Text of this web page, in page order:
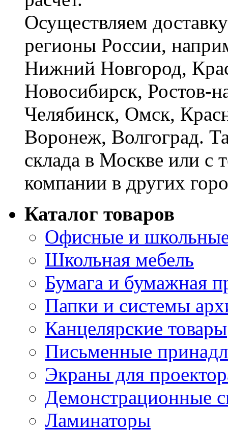
Осуществляем
регионы России,
Нижний Новгород,
Новосибирск, Ростов-
Челябинск, Омск,
Воронеж, Волгоград.
склада в Москве или с
компании в других
Каталог товаров
Офисные и
Школьная мебель
Бумага и бумажная
Папки и системы
Канцелярские товары
Письменные
Экраны для
Демонстрационные
Ламинаторы